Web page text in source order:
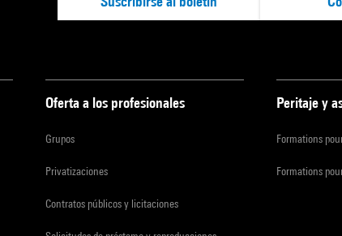
Oferta a los profesionales
Grupos
Privatizaciones
Contratos públicos y licitaciones
Peritaje y
Formations
Formations